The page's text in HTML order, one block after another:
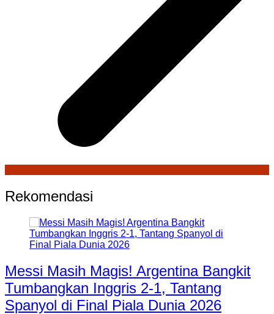
Rekomendasi
Messi Masih Magis! Argentina Bangkit
Tumbangkan Inggris 2-1, Tantang
Spanyol di Final Piala Dunia 2026